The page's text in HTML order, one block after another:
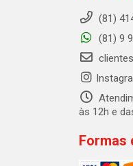
(81)
(81) 9
às 12h e
Formas